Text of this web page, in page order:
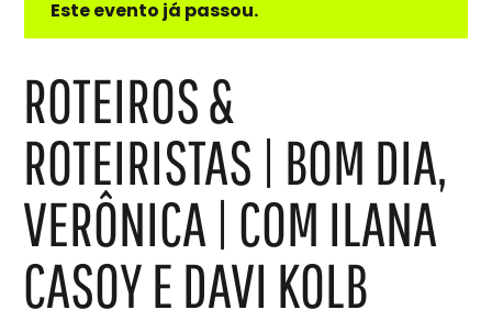
Este evento já passou.
ROTEIROS &
ROTEIRISTAS | BOM DIA,
VERÔNICA | COM ILANA
CASOY E DAVI KOLB